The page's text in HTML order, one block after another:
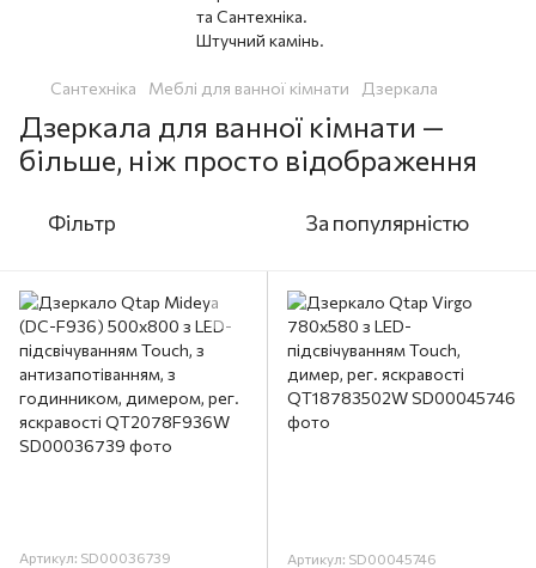
Сантехніка Меблі для ванної кімнати Дзеркала
Дзеркала для ванної кімнати —
більше, ніж просто відображення
Фільтр За популярністю
Артикул: SD00036739 Артикул: SD00045746